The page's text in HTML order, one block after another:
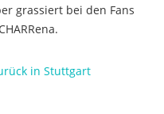
grassiert bei den Fans
in Stuttgart